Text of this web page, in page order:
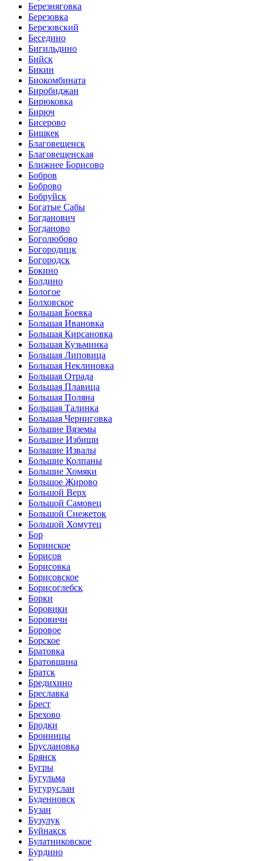
Березняговка
Березовка
Березовский
Беседино
Бигильдино
Бийск
Бикин
Биокомбината
Биробиджан
Бирюковка
Бирюч
Бисерово
Бишкек
Благовещенск
Благовещенская
Ближнее Борисово
Бобров
Боброво
Бобруйск
Богатые Сабы
Богданович
Богданово
Боголюбово
Богородицк
Богородск
Бокино
Болдино
Бологое
Болховское
Большая Боевка
Большая Ивановка
Большая Кирсановка
Большая Кузьминка
Большая Липовица
Большая Неклиновка
Большая Отрада
Большая Плавица
Большая Поляна
Большая Талинка
Большая Черниговка
Большие Вяземы
Большие Избищи
Большие Извалы
Большие Колпаны
Большие Хомяки
Большое Жирово
Большой Верх
Большой Самовец
Большой Снежеток
Большой Хомутец
Бор
Боринское
Борисов
Борисовка
Борисовское
Борисоглебск
Борки
Боровики
Боровичи
Боровое
Борское
Братовка
Братовщина
Братск
Бредихино
Бреславка
Брест
Брехово
Бродки
Бронницы
Бруслановка
Брянск
Бугры
Бугульма
Бугуруслан
Буденновск
Бузан
Бузулук
Буйнакск
Булатниковское
Бурдино